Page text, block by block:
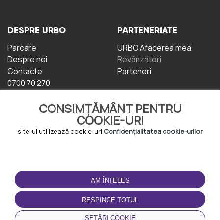
CONSIMȚĂMÂNT PENTRU
COOKIE-URI
site-ul utilizează cookie-uri Confidențialitatea cookie-urilor
AM ÎNŢELES
RESPINGE TOTUL
SETĂRI COOKIE
DESPRE URBO
Parcare
Despre noi
Contacte
0700 70 270
PARTENERIATE
URBO Afacerea mea
Revânzători
Parteneri
TERMENI DE UTILIZARE
Termeni și condiții
Politica de
Confidențialitate
Politica de cookie-uri
DESCĂRCAȚI
APLICAȚIA